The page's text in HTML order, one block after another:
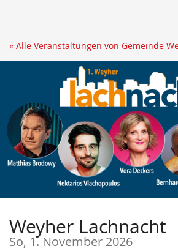
springen
« Alle Veranstaltungen von Gemeinde
Weyher Lachnacht
So, 1. November 2026